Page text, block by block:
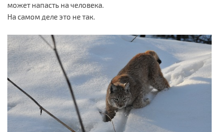
может напасть на человека.
На самом деле это не так.